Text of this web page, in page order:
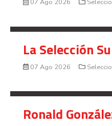
07 Ago 2026
La Selección
07 Ago 2026
Ronald